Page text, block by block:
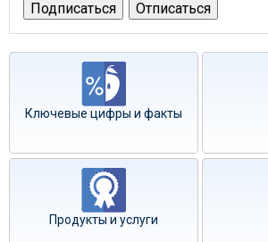
Ключевые цифры и факты
Продукты и услуги